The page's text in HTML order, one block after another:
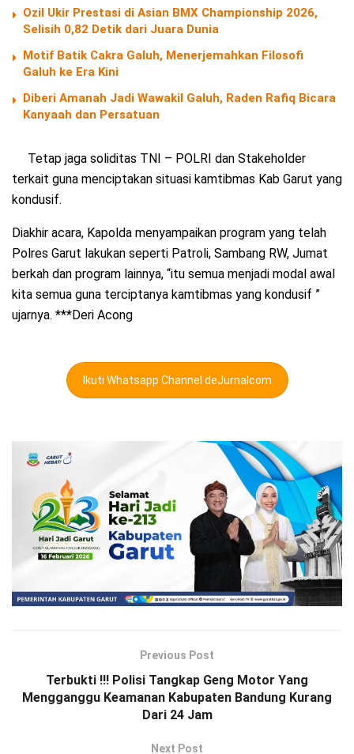
Ozil Ukir Prestasi di Asian BMX Championship 2026,
Selisih 0,82 Detik dari Juara Dunia
Motif Batik Cakra Galuh, Menerjemahkan Filosofi
Galuh ke Era Kini
Diberi Amanah Jadi Wawakil Galuh, Raden Rafiq Bicara
Kanyaah dan Persatuan
Tetap jaga soliditas TNI – POLRI dan Stakeholder
terkait guna menciptakan situasi kamtibmas Kab Garut yang
kondusif.
Diakhir acara, Kapolda menyampaikan program yang telah
Polres Garut lakukan seperti Patroli, Sambang RW, Jumat
berkah dan program lainnya, “itu semua menjadi modal awal
kita semua guna terciptanya kamtibmas yang kondusif ”
ujarnya. ***Deri Acong
Ikuti Whatsapp Channel deJurnalcom
Previous Post
Terbukti !!! Polisi Tangkap Geng Motor Yang
Mengganggu Keamanan Kabupaten Bandung Kurang
Dari 24 Jam
Next Post